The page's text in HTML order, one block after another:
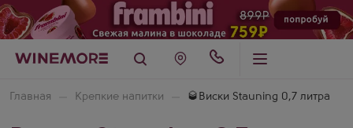
Главная Крепкие напитки 🥃Виски Stauning 0,7 литра